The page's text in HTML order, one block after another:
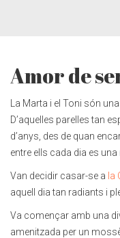
Amor de
La Marta i el Toni són
D’aquelles parelles tan
d’anys, des de quan
entre ells cada dia es
Van decidir casar-se a la
aquell dia tan radiants i
Va començar amb una
amenitzada per un